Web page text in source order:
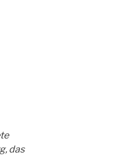
das